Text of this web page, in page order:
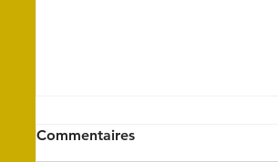
Commentaires